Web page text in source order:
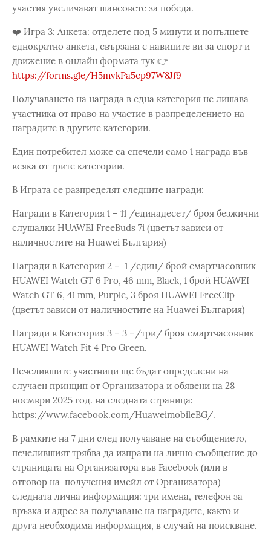
участия увеличават шансовете за победа.
❤️ Игра 3: Анкета: отделете под 5 минути и попълнете
еднократно анкета, свързана с навиците ви за спорт и
движение в онлайн формата тук 👉
https://forms.gle/H5mvkPa5cp97W8Jf9
Получаването на награда в една категория не лишава
участника от право на участие в разпределението на
наградите в другите категории.
Един потребител може са спечели само 1 награда във
всяка от трите категории.
В Играта се разпределят следните награди:
Награди в Категория 1 – 11 /единадесет/ броя безжични
слушалки HUAWEI FreeBuds 7i (цветът зависи от
наличностите на Huawei България)
Награди в Категория 2 – 1 /един/ брой смартчасовник
HUAWEI Watch GT 6 Pro, 46 mm, Black, 1 брой HUAWEI
Watch GT 6, 41 mm, Purple, 3 броя HUAWEI FreeClip
(цветът зависи от наличностите на Huawei България)
Награди в Категория 3 – 3 –/три/ броя смартчасовник
HUAWEI Watch Fit 4 Pro Green.
Печелившите участници ще бъдат определени на
случаен принцип от Организатора и обявени на 28
ноември 2025 год. на следната страница:
https://www.facebook.com/HuaweimobileBG/.
В рамките на 7 дни след получаване на съобщението,
печелившият трябва да изпрати на лично съобщение до
страницата на Организатора във Facebook (или в
отговор на получения имейл от Организатора)
следната лична информация: три имена, телефон за
връзка и адрес за получаване на наградите, както и
друга необходима информация, в случай на поискване.